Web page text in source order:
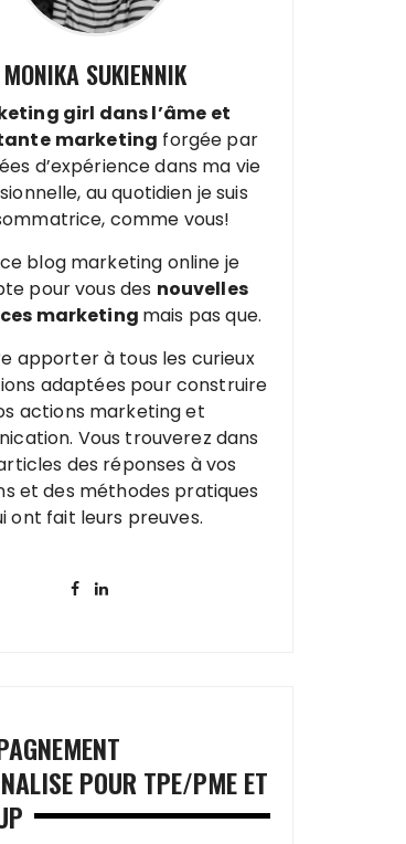
MONIKA SUKIENNIK
girl dans l’âme et
marketing forgée par
d’expérience dans ma vie
au quotidien je suis
comme vous!
blog marketing online je
pour vous des nouvelles
marketing mais pas que.
apporter à tous les curieux
adaptées pour construire
actions marketing et
Vous trouverez dans
des réponses à vos
et des méthodes pratiques
ont fait leurs preuves.
POUR TPE/PME ET